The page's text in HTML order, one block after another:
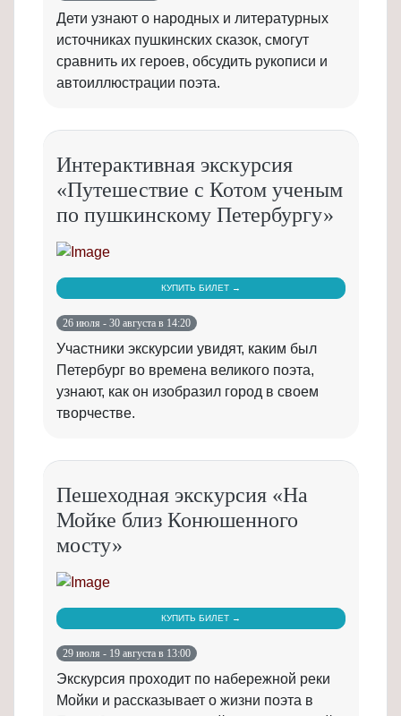
Дети узнают о народных и литературных
источниках пушкинских сказок, смогут
сравнить их героев, обсудить рукописи и
автоиллюстрации поэта.
Интерактивная экскурсия
«Путешествие с Котом ученым
по пушкинскому Петербургу»
КУПИТЬ БИЛЕТ →
26 июля - 30 августа в 14:20
Участники экскурсии увидят, каким был
Петербург во времена великого поэта,
узнают, как он изобразил город в своем
творчестве.
Пешеходная экскурсия «На
Мойке близ Конюшенного
мосту»
КУПИТЬ БИЛЕТ →
29 июля - 19 августа в 13:00
Экскурсия проходит по набережной реки
Мойки и рассказывает о жизни поэта в